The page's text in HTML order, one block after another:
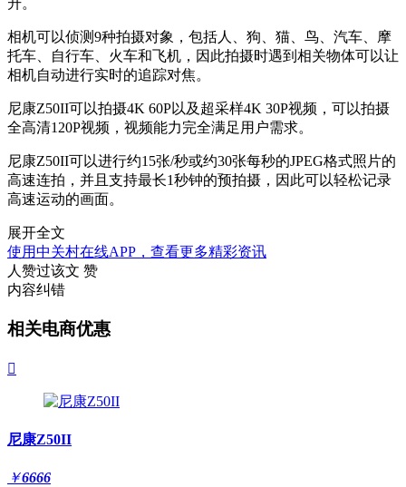
升。
相机可以侦测9种拍摄对象，包括人、狗、猫、鸟、汽车、摩
托车、自行车、火车和飞机，因此拍摄时遇到相关物体可以让
相机自动进行实时的追踪对焦。
尼康Z50II可以拍摄4K 60P以及超采样4K 30P视频，可以拍摄
全高清120P视频，视频能力完全满足用户需求。
尼康Z50II可以进行约15张/秒或约30张每秒的JPEG格式照片的
高速连拍，并且支持最长1秒钟的预拍摄，因此可以轻松记录
高速运动的画面。
展开全文
使用中关村在线APP，查看更多精彩资讯
人赞过该文 赞
内容纠错
相关电商优惠

尼康Z50II
￥6666